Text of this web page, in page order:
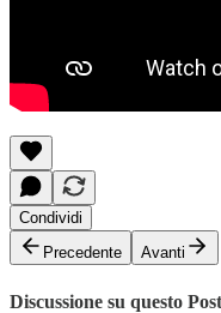
Condividi
Precedente
Avanti
Discussione su questo Post